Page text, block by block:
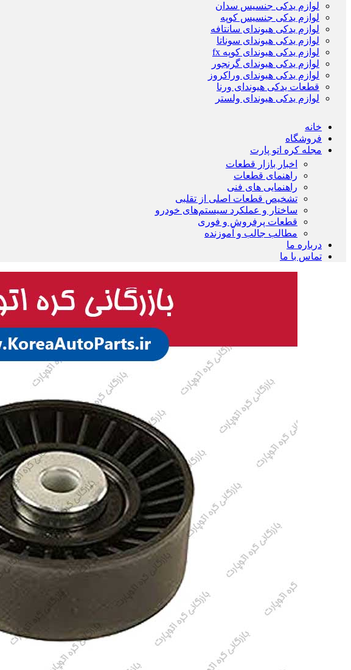
لوازم یدکی جنسیس سدان
لوازم یدکی جنسیس کوپه
لوازم یدکی هیوندای سانتافه
لوازم یدکی هیوندای سوناتا
لوازم یدکی هیوندای کوپه fx
لوازم یدکی هیوندای گرنجور
لوازم یدکی هیوندای وراکروز
قطعات یدکی هیوندای ورنا
لوازم یدکی هیوندای ولستر
خانه
فروشگاه
مجله کره اتو پارت
اخبار بازار قطعات
راهنمای قطعات
راهنمایی های فنی
تشخیص قطعات اصلی از تقلبی
ساختار و عملکرد سیستم‌های خودرو
قطعات پرفروش و فوری
مطالب جالب و آموزنده
درباره ما
تماس با ما